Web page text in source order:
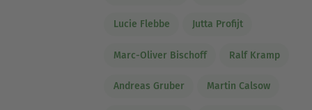
Lucie Flebbe Jutta Profijt
Marc-Oliver Bischoff Ralf Kramp
Andreas Gruber Martin Calsow